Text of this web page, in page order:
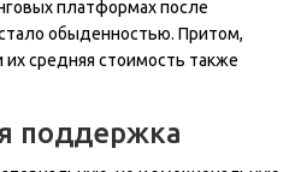
платформах после
обыденностью. Притом,
средняя стоимость также
поддержка